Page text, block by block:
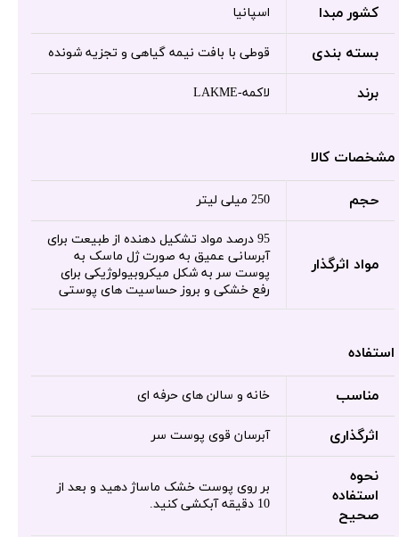
کشور مبدا اسپانیا
بسته بندی قوطی با بافت نیمه گیاهی و تجزیه شونده
برند لاکمه-LAKME
مشخصات کالا
حجم 250 میلی لیتر
مواد اثرگذار
95 درصد مواد تشکیل دهنده از طبیعت برای
آبرسانی عمیق به صورت ژل ماسک به
پوست سر به شکل میکروبیولوژیکی برای
رفع خشکی و بروز حساسیت های پوستی
استفاده
مناسب خانه و سالن های حرفه ای
اثرگذاری آبرسان قوی پوست سر
نحوه
استفاده
صحیح
بر روی پوست خشک ماساژ دهید و بعد از
10 دقیقه آبکشی کنید.